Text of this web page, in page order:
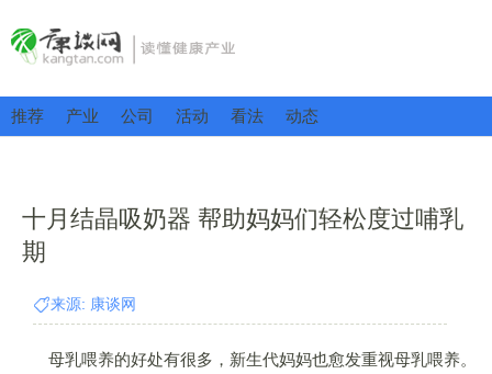
推荐 产业 公司 活动 看法 动态
十月结晶吸奶器 帮助妈妈们轻松度过哺乳
期
来源: 康谈网
母乳喂养的好处有很多，新生代妈妈也愈发重视母乳喂养。